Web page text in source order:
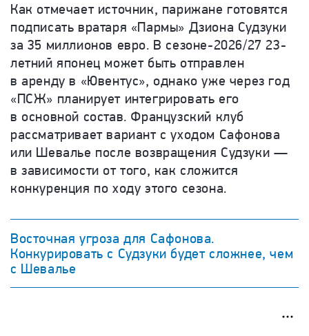
Как отмечает источник, парижане готовятся
подписать вратаря «Пармы» Дзиона Судзуки
за 35 миллионов евро. В сезоне-2026/27 23-
летний японец может быть отправлен
в аренду в «Ювентус», однако уже через год
«ПСЖ» планирует интегрировать его
в основной состав. Французский клуб
рассматривает вариант с уходом Сафонова
или Шевалье после возвращения Судзуки —
в зависимости от того, как сложится
конкуренция по ходу этого сезона.
Восточная угроза для Сафонова.
Конкурировать с Судзуки будет сложнее, чем
с Шевалье